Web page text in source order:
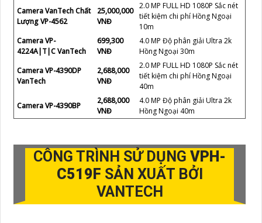
Camera VanTech Chất
Lượng VP-4562
25,000,000
VNĐ
2.0 MP FULL HD 1080P Sắc nét
tiết kiệm chi phí Hồng Ngoại
10m
Camera VP-
4224A|T|C VanTech
699,300
VNĐ
4.0 MP Độ phân giải Ultra 2k
Hồng Ngoại 30m
Camera VP-4390DP
VanTech
2,688,000
VNĐ
2.0 MP FULL HD 1080P Sắc nét
tiết kiệm chi phí Hồng Ngoại
40m
Camera VP-4390BP
2,688,000
VNĐ
4.0 MP Độ phân giải Ultra 2k
Hồng Ngoại 40m
CÔNG TRÌNH SỬ DỤNG VPH-
C519F SẢN XUẤT BỞI
VANTECH